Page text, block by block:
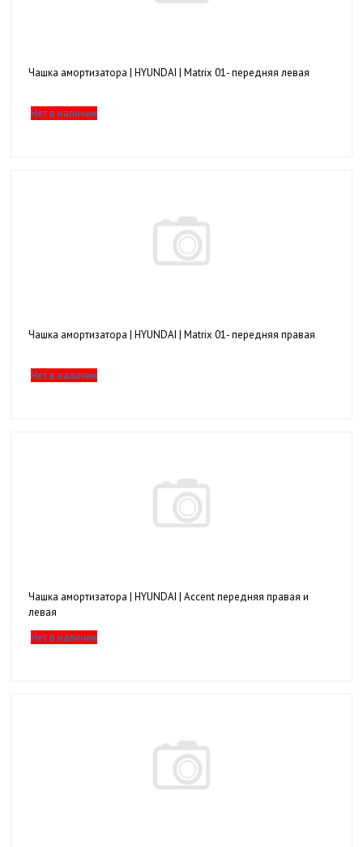
Чашка амортизатора | HYUNDAI | Matrix 01- передняя левая
Нет в наличии
Чашка амортизатора | HYUNDAI | Matrix 01- передняя правая
Нет в наличии
Чашка амортизатора | HYUNDAI | Accent передняя правая и
левая
Нет в наличии